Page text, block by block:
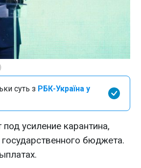
суть з РБК-Україна у
усиление карантина,
бюджета.